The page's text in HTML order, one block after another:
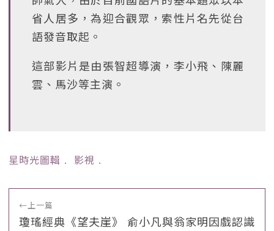
省人居多，為迎合觀眾，索性片名先從台
語發音取起。
這部影片是由張智超導演，李小飛、陳麗
雲、馬沙等主演。
星時光圖輯 ﹒ 影視 ﹒
←上一篇
瓊瑤經典《望夫崖》 俞小凡與翁家明因戲認識